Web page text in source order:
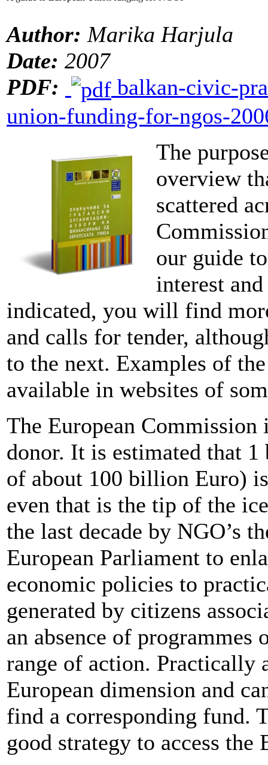
Author: Marika Harjula
Date: 2007
PDF:
balkan-civic-
union-funding-for-ngos-
The
overview
scattered
our guide
interest
indicated, you will find
and calls for tender,
to the next. Examples of
available in websites of
The European Commission
donor. It is estimated that
of about 100 billion Euro)
even that is the tip of the
the last decade by NGO’s
European Parliament to
economic policies to
generated by citizens
an absence of
range of action. Practically
European dimension and
find a corresponding fund.
good strategy to access the